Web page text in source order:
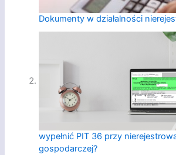
Dokumenty w działalności
wypełnić PIT 36 przy
gospodarczej?